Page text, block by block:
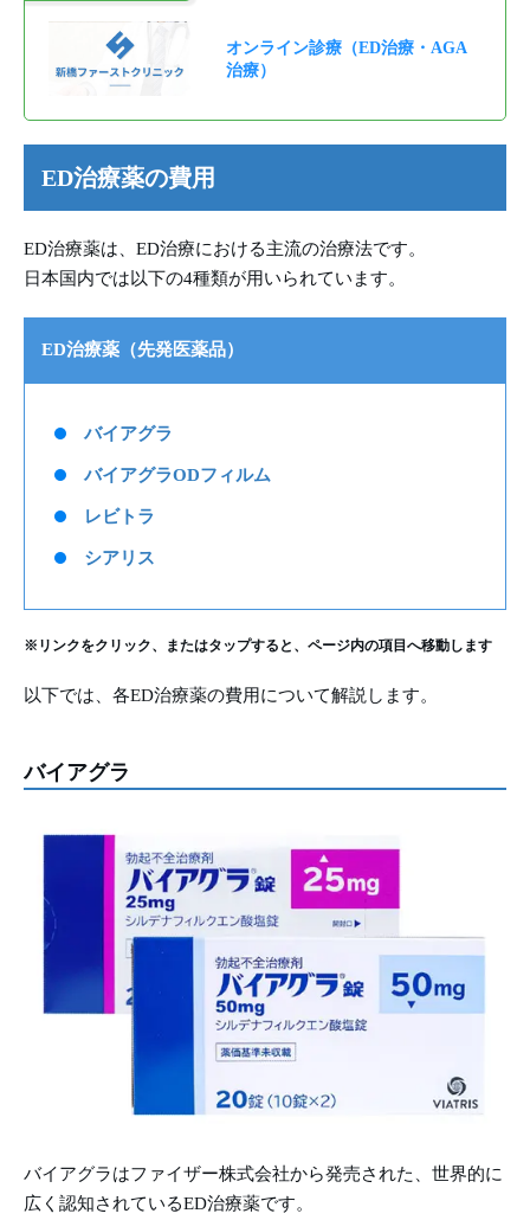
オンライン診療（ED治療・AGA
治療）
ED治療薬の費用
ED治療薬は、ED治療における主流の治療法です。
日本国内では以下の4種類が用いられています。
ED治療薬（先発医薬品）
バイアグラ
バイアグラODフィルム
レビトラ
シアリス
※リンクをクリック、またはタップすると、ページ内の項目へ移動します
以下では、各ED治療薬の費用について解説します。
バイアグラ
バイアグラはファイザー株式会社から発売された、世界的に
広く認知されているED治療薬です。